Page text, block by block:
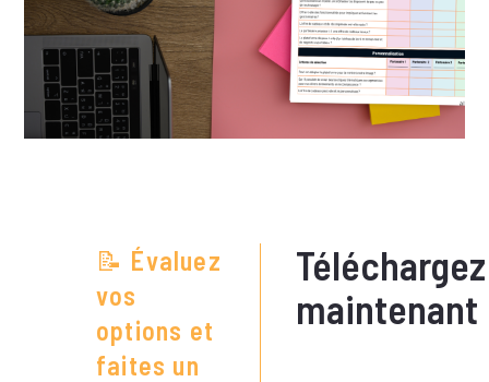
📝 Évaluez
vos
options et
faites un
Téléchargez
maintenant